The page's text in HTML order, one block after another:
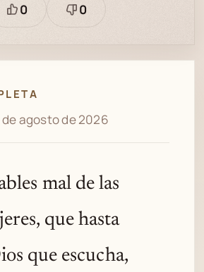
Está
0
Necesita
0
agosto de 2026
mal de las
que hasta
que escucha,